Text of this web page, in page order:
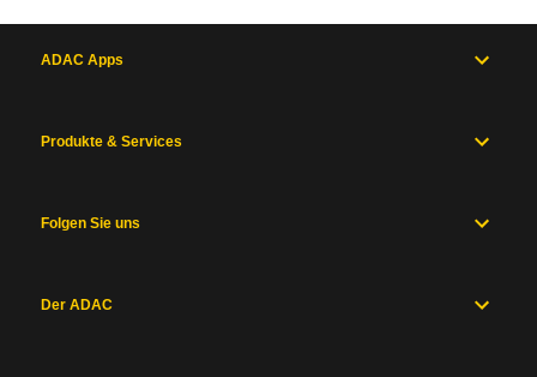
ADAC Apps
Produkte & Services
Folgen Sie uns
Der ADAC